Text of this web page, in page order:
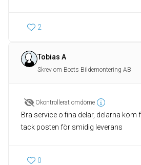
2
Tobias A
Skrev om Boets Bildemontering AB
Okontrollerat omdöme
Bra service o fina delar, delarna
tack posten för smidig leverans
0